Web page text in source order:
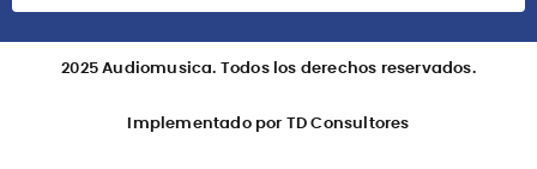
2025 Audiomusica. Todos los derechos reservados.
Implementado por TD Consultores